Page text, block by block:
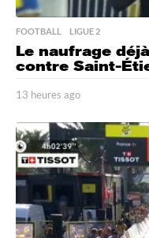
FOOTBALL ,LIGUE 2
Le naufrage
contre Saint-
13 heures ago
h
e
u
r
e
a
g